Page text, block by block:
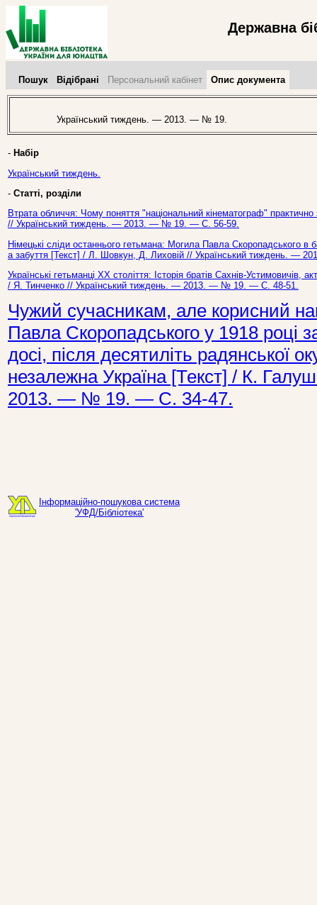
Державна
Пошук Відібрані Персональний кабінет Опис документа
Український тиждень. — 2013. — № 19.
- Набір
Український тиждень.
- Статті, розділи
Втрата обличчя: Чому поняття "національний кінематограф"
// Український тиждень. — 2013. — № 19. — С. 56-59.
Німецькі сліди останнього гетьмана: Могила Павла Скоропадського
а забуття [Текст] / Л. Шовкун, Д. Лиховій // Український тиждень. —
Українські гетьманці ХХ століття: Історія братів Сахнів-Устимовичів,
/ Я. Тинченко // Український тиждень. — 2013. — № 19. — С. 48-51.
Чужий сучасникам, але корисний
Павла Скоропадського у 1918 році
досі, після десятиліть радянської
незалежна Україна [Текст] / К.
2013. — № 19. — С. 34-47.
Інформаційно-пошукова система
'УФД/Бібліотека'